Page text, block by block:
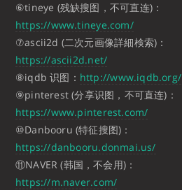
⑥tineye (残缺搜图，不可直连)：
https://www.tineye.com/
⑦ascii2d (二次元画像詳細検索)：
https://ascii2d.net/
⑧iqdb 识图： http://www.iqdb.org/
⑨pinterest (分享识图，不可直连)：
https://www.pinterest.com/
⑩Danbooru (特征搜图)：
https://danbooru.donmai.us/
⑪NAVER (韩国，不会用)：
https://m.naver.com/